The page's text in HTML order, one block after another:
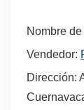
Nombre
Vendedor:
Dirección: